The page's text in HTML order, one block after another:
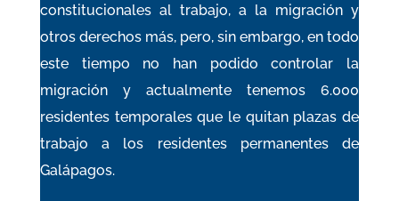
constitucionales al trabajo, a la migración y
otros derechos más, pero, sin embargo, en todo
este tiempo no han podido controlar la
migración y actualmente tenemos 6.000
residentes temporales que le quitan plazas de
trabajo a los residentes permanentes de
Galápagos.